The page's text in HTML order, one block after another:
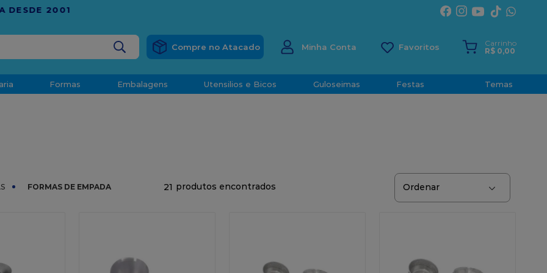
EM COMPRAS ACIMA DE R$ 1.000,00 PARA O ESPÍRITO SANTO
Minha Conta
Carrinho
R$ 0,00
Formas Embalagens Utensilios e Bicos Guloseimas Festas Temas
FORMAS DE EMPADA 21